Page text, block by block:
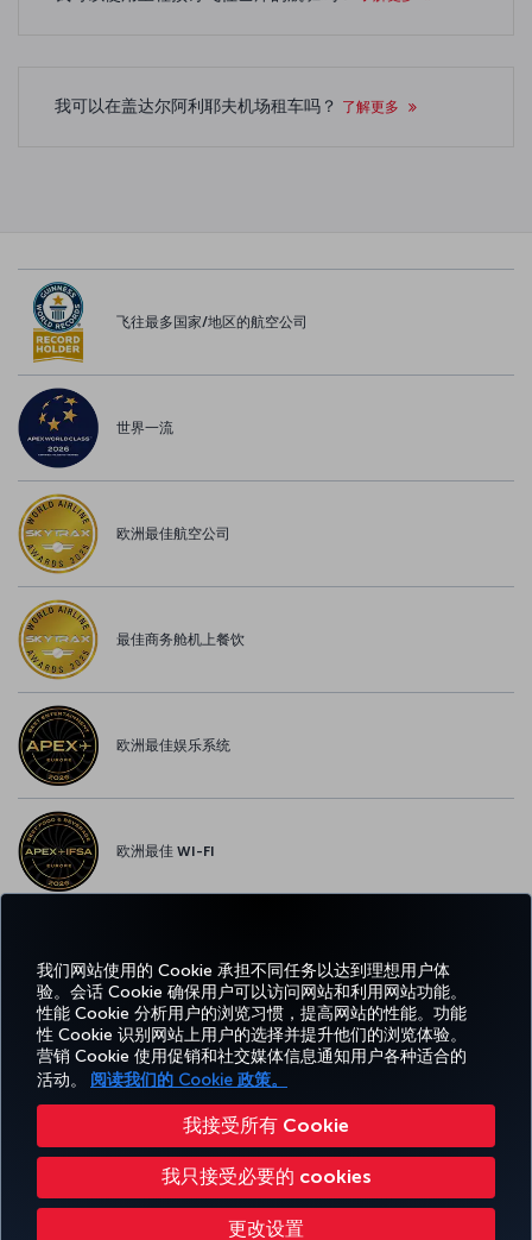
我们网站使用的 Cookie 承担不同任务以达到理想用户体
验。会话 Cookie 确保用户可以访问网站和利用网站功能。
性能 Cookie 分析用户的浏览习惯，提高网站的性能。功能
性 Cookie 识别网站上用户的选择并提升他们的浏览体验。
营销 Cookie 使用促销和社交媒体信息通知用户各种适合的
活动。
阅读我们的 Cookie 政策。
我接受所有 Cookie
我只接受必要的 cookies
更改设置
我可以在盖达尔阿利耶夫机场租车吗？ 了解更多
飞往最多国家/地区的航空公司
世界一流
欧洲最佳航空公司
最佳商务舱机上餐饮
欧洲最佳娱乐系统
欧洲最佳 WI-FI
Facebook
TwitterInstagram
YouTube
领英抖音博客Pinterest
预订
和管
理
体
验
优惠和
目的地
帮
助
Miles&Smiles
CORPORATE
CLUB
AIRLINES
无障碍服务 隐私和 Cookie 政策 法律公告 乘客权利 更改 Cookie 设置
美国 DOT 客户服务计划
Turkish Airlines 版权所有 © 1996 - 2026